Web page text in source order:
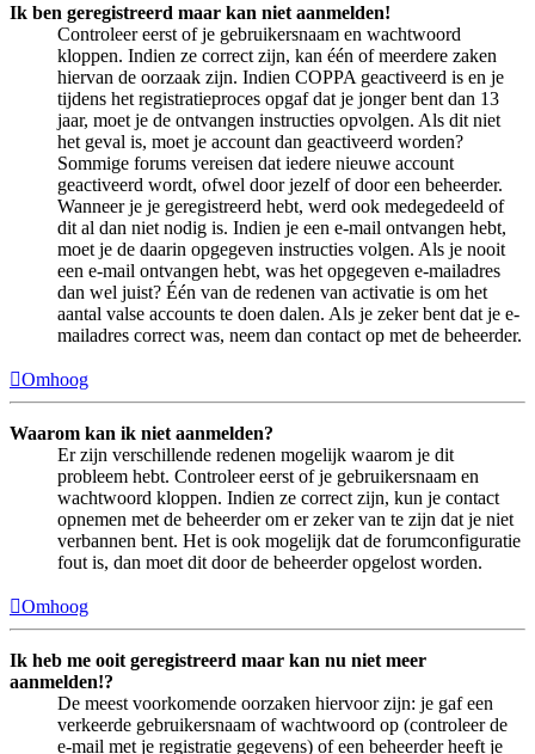
Ik ben geregistreerd maar kan niet aanmelden!
Controleer eerst of je gebruikersnaam en wachtwoord
kloppen. Indien ze correct zijn, kan één of meerdere zaken
hiervan de oorzaak zijn. Indien COPPA geactiveerd is en je
tijdens het registratieproces opgaf dat je jonger bent dan 13
jaar, moet je de ontvangen instructies opvolgen. Als dit niet
het geval is, moet je account dan geactiveerd worden?
Sommige forums vereisen dat iedere nieuwe account
geactiveerd wordt, ofwel door jezelf of door een beheerder.
Wanneer je je geregistreerd hebt, werd ook medegedeeld of
dit al dan niet nodig is. Indien je een e-mail ontvangen hebt,
moet je de daarin opgegeven instructies volgen. Als je nooit
een e-mail ontvangen hebt, was het opgegeven e-mailadres
dan wel juist? Één van de redenen van activatie is om het
aantal valse accounts te doen dalen. Als je zeker bent dat je e-
mailadres correct was, neem dan contact op met de beheerder.
Omhoog
Waarom kan ik niet aanmelden?
Er zijn verschillende redenen mogelijk waarom je dit
probleem hebt. Controleer eerst of je gebruikersnaam en
wachtwoord kloppen. Indien ze correct zijn, kun je contact
opnemen met de beheerder om er zeker van te zijn dat je niet
verbannen bent. Het is ook mogelijk dat de forumconfiguratie
fout is, dan moet dit door de beheerder opgelost worden.
Omhoog
Ik heb me ooit geregistreerd maar kan nu niet meer
aanmelden!?
De meest voorkomende oorzaken hiervoor zijn: je gaf een
verkeerde gebruikersnaam of wachtwoord op (controleer de
e-mail met je registratie gegevens) of een beheerder heeft je